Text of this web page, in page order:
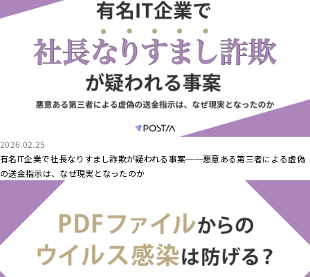
2026.02.25
有名IT企業で社長なりすまし詐欺が疑われる事案──悪意ある第三者による虚偽
の送金指示は、なぜ現実となったのか